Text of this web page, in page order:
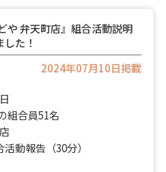
や 弁天町店』組合活動説明
た！
2024年07月10日掲載
合員51名
動報告（30分）